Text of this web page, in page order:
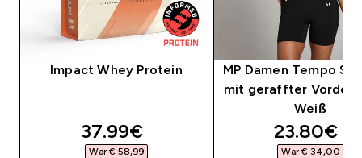
Impact Whey Protein
discounted price
37.99€‎
War € 58,99‎
MP Damen Tempo
mit geraffter
Weiß
23.80€‎
War € 34,00‎